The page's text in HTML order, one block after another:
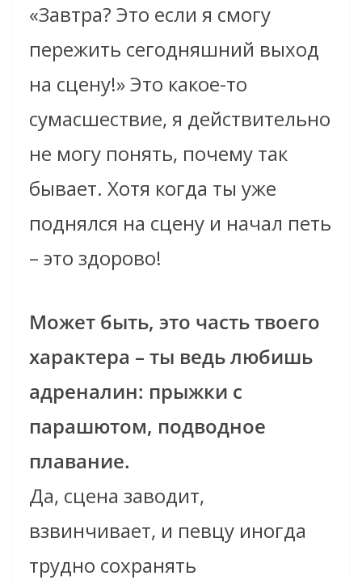
«Завтра? Это если я смогу
пережить сегодняшний выход
на сцену!» Это какое-то
сумасшествие, я действительно
не могу понять, почему так
бывает. Хотя когда ты уже
поднялся на сцену и начал петь
– это здорово!
Может быть, это часть твоего
характера – ты ведь любишь
адреналин: прыжки с
парашютом, подводное
плавание.
Да, сцена заводит,
взвинчивает, и певцу иногда
трудно сохранять